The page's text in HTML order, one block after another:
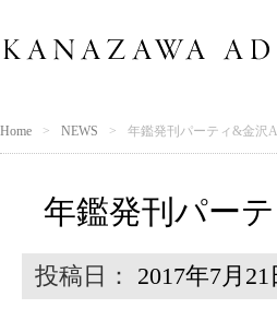
Home NEWS 年鑑発刊パーティ&金沢
年鑑発刊パー
投稿日： 2017年7月21